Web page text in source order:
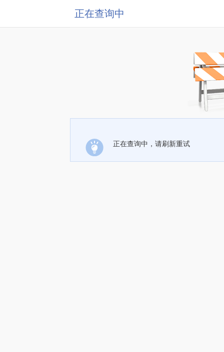
正在查询中
正在查询中，请刷新重试